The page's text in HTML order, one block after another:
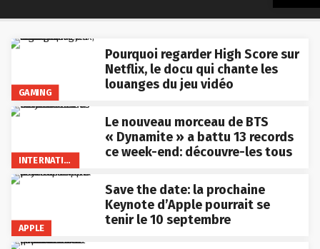
GAMING
Pourquoi regarder High Score sur
Netflix, le docu qui chante les
louanges du jeu vidéo
INTERNATIONAL
Le nouveau morceau de BTS
« Dynamite » a battu 13 records
ce week-end: découvre-les tous
APPLE
Save the date: la prochaine
Keynote d’Apple pourrait se
tenir le 10 septembre